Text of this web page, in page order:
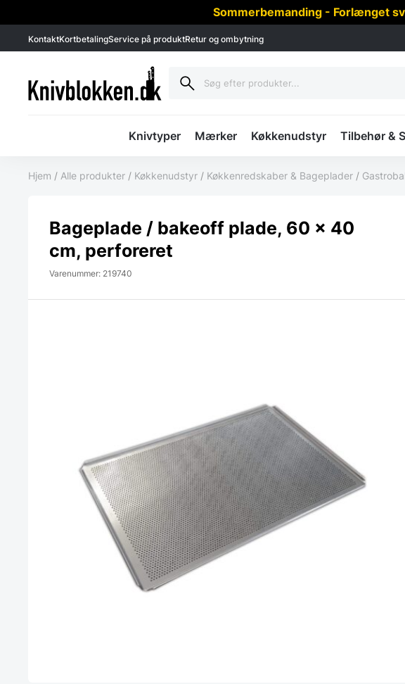
Sommerbemanding - Forlænget
KontaktKortbetalingService på produktRetur og ombytning
Knivtyper Mærker Køkkenudstyr Tilbehør &
Hjem / Alle produkter / Køkkenudstyr / Køkkenredskaber & Bageplader /
Bageplade / bakeoff plade, 60 x 40
cm, perforeret
Varenummer: 219740